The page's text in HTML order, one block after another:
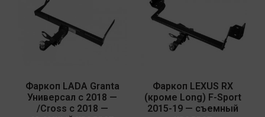
Фаркоп LADA Granta
Универсал с 2018 —
/Cross с 2018 —
Фаркоп LEXUS RX
(кроме Long) F-Sport
2015-19 — съемный